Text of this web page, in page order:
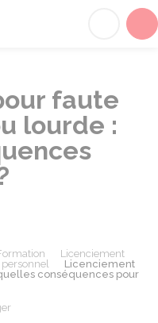
faute
lourde :
Licenciement
Licenciement
conséquences pour